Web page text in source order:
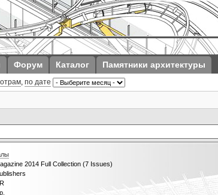
Форум Каталог Памятники архитектуры
, по дате
2014 Full Collection (7 Issues)